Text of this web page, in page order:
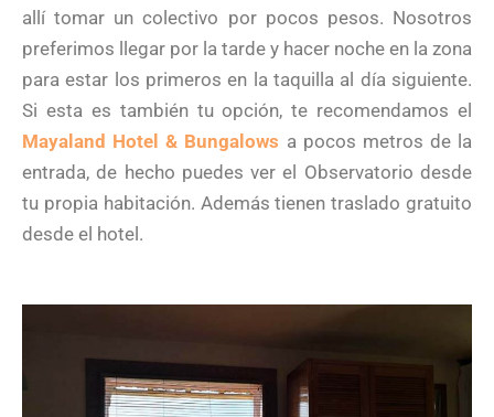
allí tomar un colectivo por pocos pesos. Nosotros
preferimos llegar por la tarde y hacer noche en la zona
para estar los primeros en la taquilla al día siguiente.
Si esta es también tu opción, te recomendamos el
Mayaland Hotel & Bungalows a pocos metros de la
entrada, de hecho puedes ver el Observatorio desde
tu propia habitación. Además tienen traslado gratuito
desde el hotel.